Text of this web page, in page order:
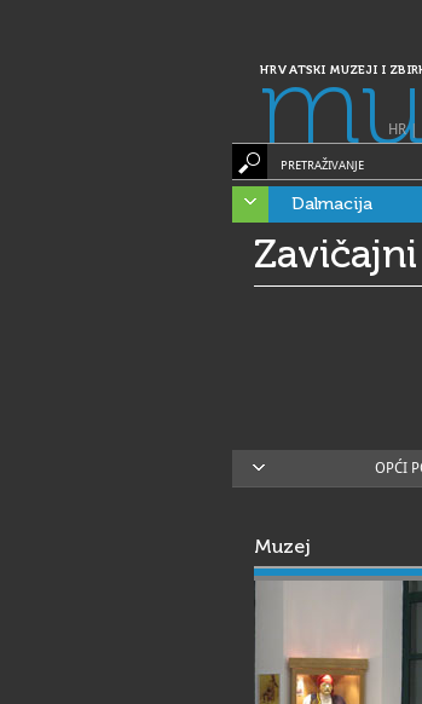
HRVATSKI MUZEJI I
HR|
PRETRAŽIVANJE
Dalmacija
OPĆI
Muzej